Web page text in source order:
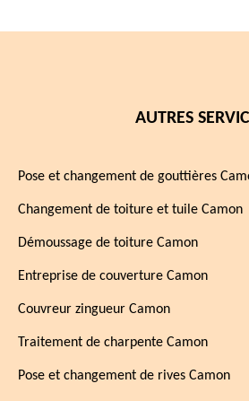
AUTRES
Pose et changement de gouttières
Changement de toiture et tuile Camon
Démoussage de toiture Camon
Entreprise de couverture Camon
Couvreur zingueur Camon
Traitement de charpente Camon
Pose et changement de rives Camon